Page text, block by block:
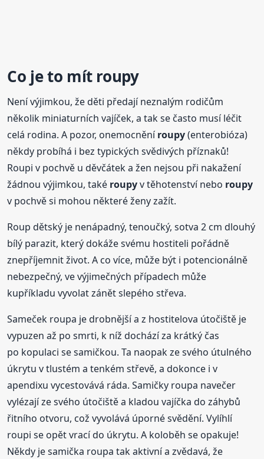
Co je to mít roupy
Není výjimkou, že děti předají neznalým rodičům
několik miniaturních vajíček, a tak se často musí léčit
celá rodina. A pozor, onemocněníroupy(enterobióza)
někdy probíhá i bez typických svědivých příznaků!
Roupi v pochvě u děvčátek a žen nejsou při nakažení
žádnou výjimkou, také roupyv těhotenství nebo roupy
v pochvě si mohou některé ženy zažít.
Roup dětský je nenápadný, tenoučký, sotva 2 cm dlouhý
bílý parazit, který dokáže svému hostiteli pořádně
znepříjemnit život. A co více, může být i potencionálně
nebezpečný, ve výjimečných případech může
kupříkladu vyvolat zánět slepého střeva.
Sameček roupa je drobnější a z hostitelova útočiště je
vypuzen až po smrti, k níž dochází za krátký čas
po kopulaci se samičkou. Ta naopak ze svého útulného
úkrytu v tlustém a tenkém střevě, a dokonce i v
apendixu vycestovává ráda. Samičky roupa navečer
vylézají ze svého útočiště a kladou vajíčka do záhybů
řitního otvoru, což vyvolává úporné svědění. Vylíhlí
roupi se opět vrací do úkrytu. A koloběh se opakuje!
Někdy je samička roupa tak aktivní a zvědavá, že